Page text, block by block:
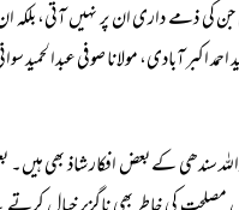
جن کی ذمے داری ان پر نہیں آتی،
آبادی، مولانا صوفی عبدالحمید
سندھی کے بعض افکار شاذ بھی